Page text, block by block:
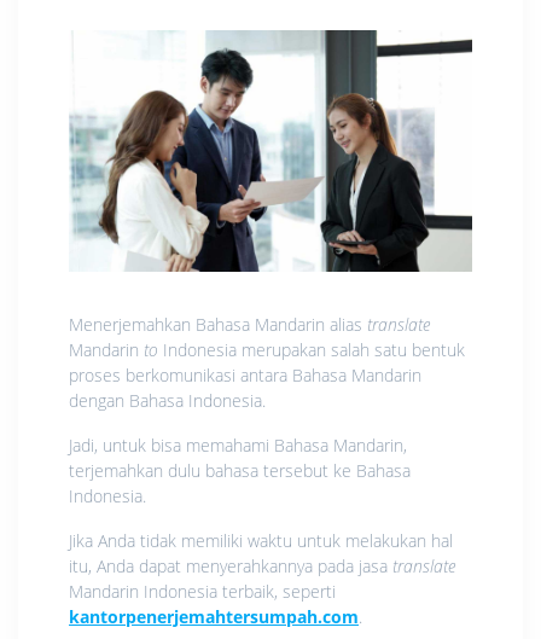
Menerjemahkan Bahasa Mandarin alias translate
Mandarin to Indonesia merupakan salah satu bentuk
proses berkomunikasi antara Bahasa Mandarin
dengan Bahasa Indonesia.
Jadi, untuk bisa memahami Bahasa Mandarin,
terjemahkan dulu bahasa tersebut ke Bahasa
Indonesia.
Jika Anda tidak memiliki waktu untuk melakukan hal
itu, Anda dapat menyerahkannya pada jasa translate
Mandarin Indonesia terbaik, seperti
kantorpenerjemahtersumpah.com.